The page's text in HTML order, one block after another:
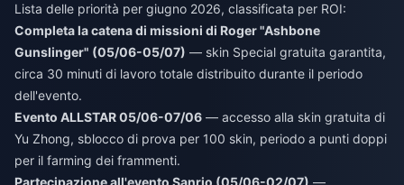
Lista delle priorità per giugno 2026, classificata per ROI:
Completa la catena di missioni di Roger "Ashbone
Gunslinger" (05/06-05/07) — skin Special gratuita garantita,
circa 30 minuti di lavoro totale distribuito durante il periodo
dell'evento.
Evento ALLSTAR 05/06-07/06 — accesso alla skin gratuita di
Yu Zhong, sblocco di prova per 100 skin, periodo a punti doppi
per il farming dei frammenti.
Partecipazione all'evento Sanrio (05/06-02/07) —